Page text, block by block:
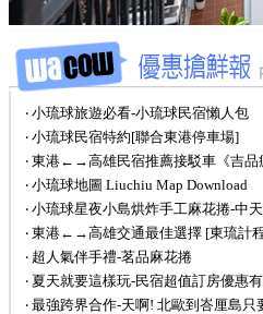
‧ 小琉球旅遊必看-小琉球民宿懶人包
‧ 小琉球民宿特約[聯合東港停車場]
‧ 東港←→高雄民宿推薦接駁車《吉品
‧ 小琉球地圖 Liuchiu Map Download
‧ 小琉球星夜小島烘炸手工麻花捲-中
‧ 東港←→高雄交通最佳選擇 [東琉計
‧ 超人氣伴手禮-茗品麻花捲
‧ 夏天就要這樣玩-民宿超值訂房優惠
‧ 最強跨界合作-天啊! 北歐到峇厘島只